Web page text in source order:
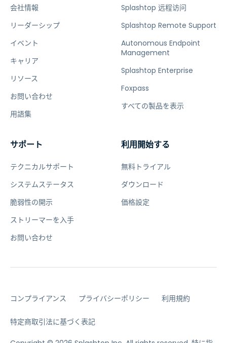
会社情報
リーダーシップ
イベント
キャリア
リソース
お問い合わせ
用語集
Splashtop 远程访问
Splashtop Remote Support
Autonomous Endpoint
Management
Splashtop Enterprise
Foxpass
すべての製品を表示
サポート
テクニカルサポート
システムステータス
脆弱性の開示
ストリーマーを入手
お問い合わせ
利用開始する
無料トライアル
ダウンロード
価格設定
コンプライアンス プライバシーポリシー 利用規約
特定商取引法に基づく表記